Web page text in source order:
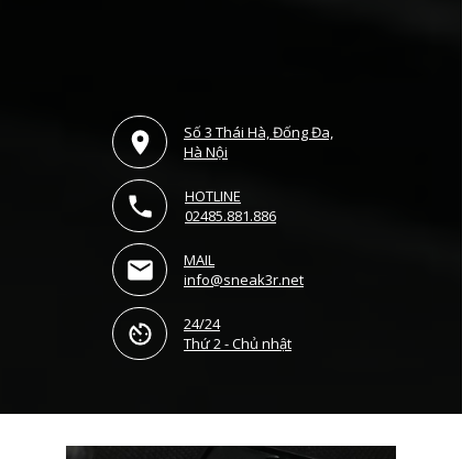
Số 3 Thái Hà, Đống Đa,
Hà Nội
MAIL
info@sneak3r.net
24/24
Thứ 2 - Chủ nhật
HOTLINE
02485.881.886